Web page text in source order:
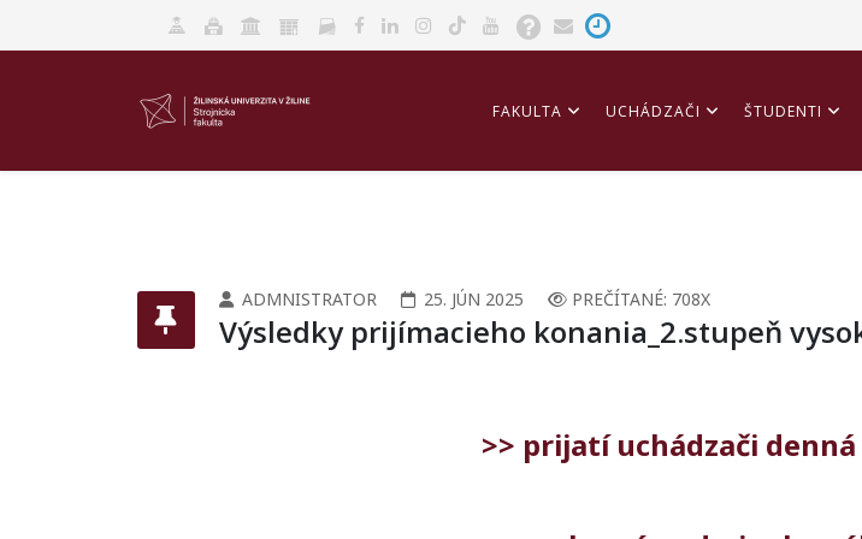
FAKULTA UCHÁDZAČI ŠTUDENTI
ADMNISTRATOR 25. JÚN 2025 PREČÍTANÉ: 708X
Výsledky prijímacieho konania_2.stupeň
>> prijatí uchádzači